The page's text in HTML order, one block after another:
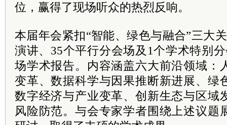
位，赢得了现场听众的热烈反响。
本届年会紧扣“智能、绿色与融合”三大
演讲、35个平行分会场及1个学术特别
场学术报告。内容涵盖六大前沿领域：
变革、数据科学与因果推断新进展、绿
数字经济与产业变革、创新生态与区域
风险防范。与会专家学者围绕上述议题